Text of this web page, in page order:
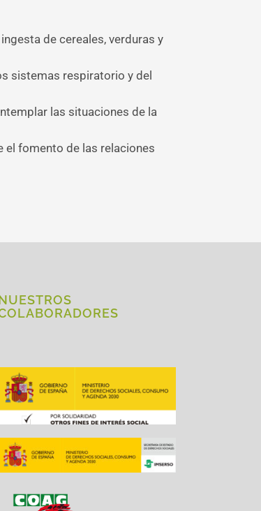
de cereales, verduras y
sistemas respiratorio y del
las situaciones de la
el fomento de las relaciones